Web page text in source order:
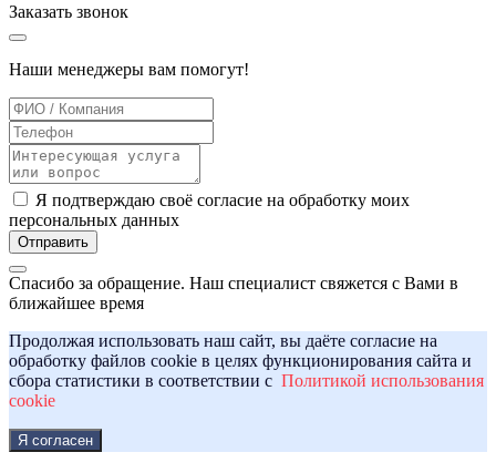
Заказать звонок
Наши менеджеры вам помогут!
Я подтверждаю своё согласие на обработку моих
персональных данных
Отправить
Спасибо за обращение. Наш специалист свяжется с Вами в
ближайшее время
Продолжая использовать наш сайт, вы даёте согласие на
обработку файлов cookie в целях функционирования сайта и
сбора статистики в соответствии с Политикой использования
cookie
Я согласен